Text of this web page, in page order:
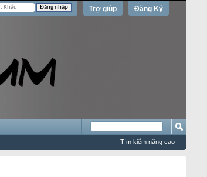
Đăng Ký
Trợ giúp
Tìm kiếm nâng cao